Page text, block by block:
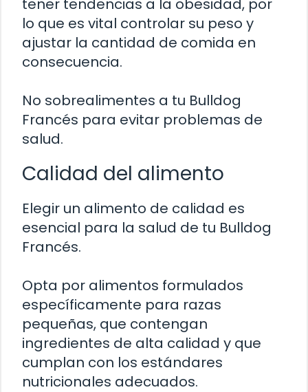
tener tendencias a la obesidad, por
lo que es vital controlar su peso y
ajustar la cantidad de comida en
consecuencia.
No sobrealimentes a tu Bulldog
Francés para evitar problemas de
salud.
Calidad del alimento
Elegir un alimento de calidad es
esencial para la salud de tu Bulldog
Francés.
Opta por alimentos formulados
específicamente para razas
pequeñas, que contengan
ingredientes de alta calidad y que
cumplan con los estándares
nutricionales adecuados.